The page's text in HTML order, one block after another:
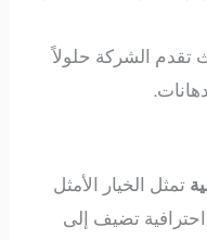
تقدم الشركة حلولاً
تمثل الخيار الأمثل
تضيف إلى